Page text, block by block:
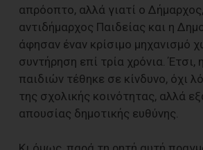
απρόοπτο, αλλά γιατί ο
αντιδήμαρχος Παιδείας και η
άφησαν έναν κρίσιμο μηχανισμό
συντήρηση επί τρία χρόνια.
παιδιών τέθηκε σε κίνδυνο, όχι
της σχολικής κοινότητας, αλλά
απουσίας δημοτικής ευθύνης.